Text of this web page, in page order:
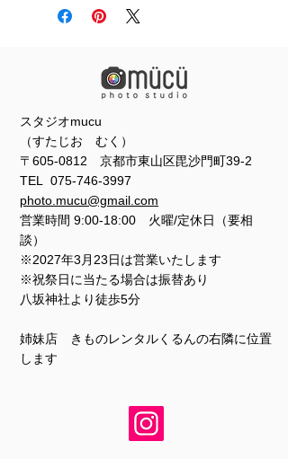
スタジオmucu
（すたじお むく）
〒605-0812 京都市東山区毘沙門町39-2
TEL 075-746-3997
photo.mucu@gmail.com
営業時間 9:00-18:00 火曜/定休日（要相
談）
※2027年3月23日は営業いたします
※祝祭日に当たる場合は振替あり
​​八坂神社より徒歩5分
姉妹店 きものレンタルくるんの右隣に位置
します